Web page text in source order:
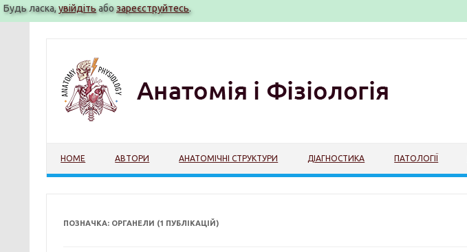
Будь ласка,увійдітьабозареєструйтесь.
HOME АВТОРИ АНАТОМІЧНІ СТРУКТУРИ ДІАГНОСТИКА ПАТОЛОГІЇ
ПОЗНАЧКА: ОРГАНЕЛИ (1 ПУБЛІКАЦІЙ)